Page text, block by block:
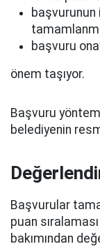
başvuru
önem taşıyor.
Başvuru
belediyenin
Başvurular
puan
bakımından